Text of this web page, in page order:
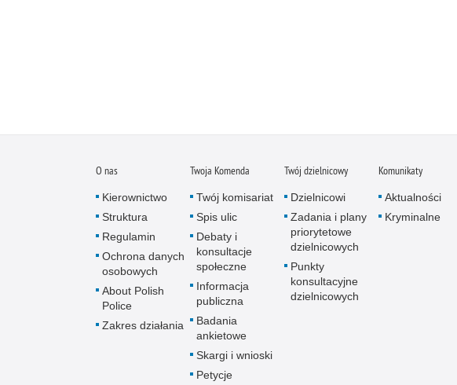
O nas
Kierownictwo
Struktura
Regulamin
Ochrona danych
osobowych
About Polish
Police
Zakres działania
Twoja Komenda
Twój komisariat
Spis ulic
Debaty i
konsultacje
społeczne
Informacja
publiczna
Badania
ankietowe
Skargi i wnioski
Petycje
Twój dzielnicowy
Dzielnicowi
Zadania i plany
priorytetowe
dzielnicowych
Punkty
konsultacyjne
dzielnicowych
Komunikaty
Aktualności
Kryminalne